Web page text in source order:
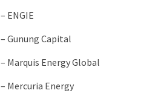
– ENGIE
– Gunung Capital
– Marquis Energy Global
– Mercuria Energy